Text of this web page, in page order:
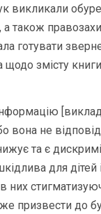
викликали
, а також
готувати
змісту
вона не
та є
для
них
призвести до